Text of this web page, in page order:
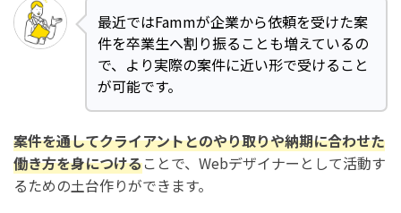
最近ではFammが企業から依頼を受けた案
件を卒業生へ割り振ることも増えているの
で、より実際の案件に近い形で受けること
が可能です。
案件を通してクライアントとのやり取りや納期に合わせた
働き方を身につけることで、Webデザイナーとして活動す
るための土台作りができます。